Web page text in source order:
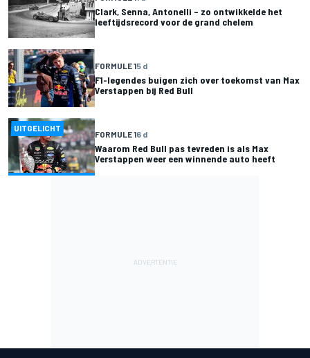
Clark, Senna, Antonelli – zo ontwikkelde het
leeftijdsrecord voor de grand chelem
FORMULE 15 d
F1-legendes buigen zich over toekomst van Max
Verstappen bij Red Bull
UITGELICHT
FORMULE 16 d
Waarom Red Bull pas tevreden is als Max
Verstappen weer een winnende auto heeft